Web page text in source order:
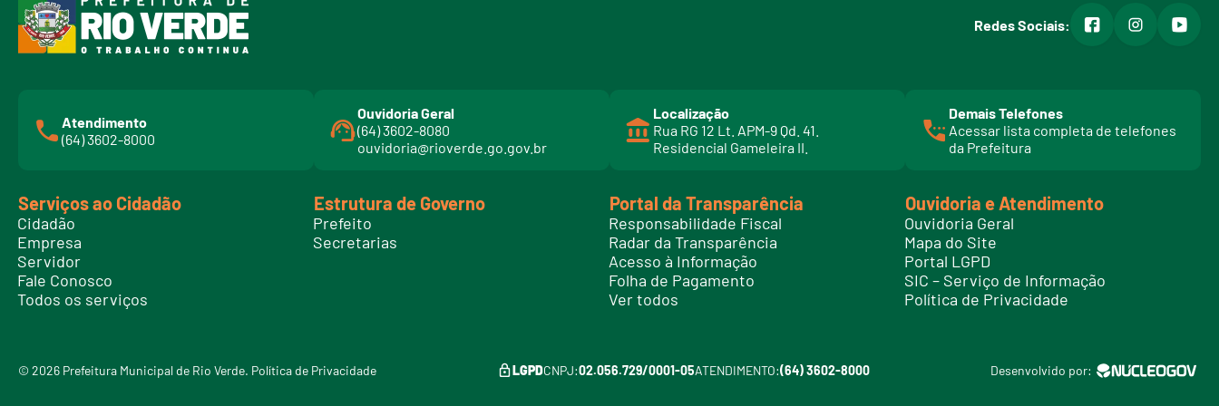
Redes Sociais: facebookinstagram
Atendimento
(64) 3602-8000
Ouvidoria Geral
(64) 3602-8080
ouvidoria@rioverde.go.gov.br
Localização
Rua RG 12 Lt. APM-9 Qd. 41.
Residencial Gameleira II.
Demais Telefones
Acessar lista completa de telefones
da Prefeitura
l
i
t
e
l
e
f
o
n
Serviços ao Cidadão
Cidadão
Empresa
Servidor
Fale Conosco
Todos os serviços
Estrutura de Governo
Prefeito
Secretarias
Portal da Transparência
Responsabilidade Fiscal
Radar da Transparência
Acesso à Informação
Folha de Pagamento
Ver todos
Ouvidoria e Atendimento
Ouvidoria Geral
Mapa do Site
Portal LGPD
SIC – Serviço de Informação
Política de Privacidade
© 2026 Prefeitura Municipal de Rio Verde. Política de Privacidade LGPDCNPJ:02.056.729/0001-05ATENDIMENTO:(64) 3602-8000 Desenvolvido por: